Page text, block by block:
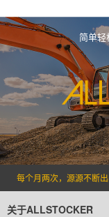
简单轻
每个月两次，源源不断出
关于ALLSTOCKER